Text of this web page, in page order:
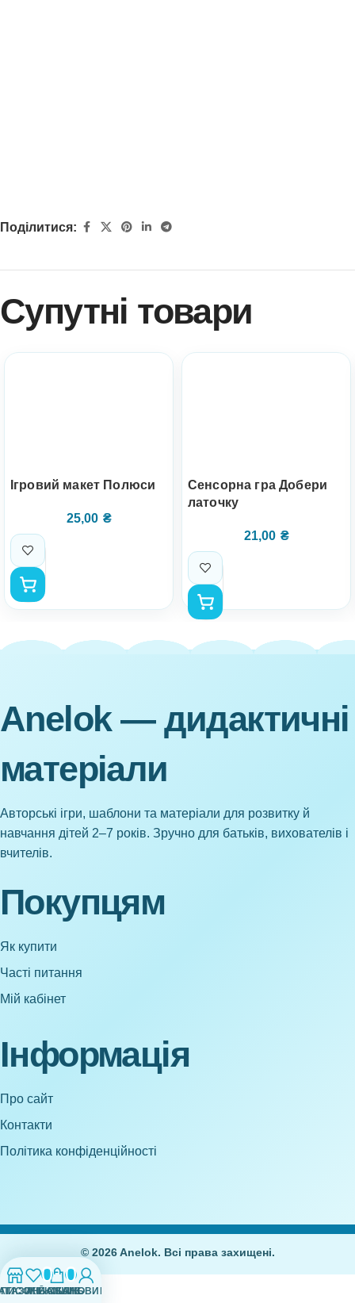
Поділитися:
Супутні товари
Ігровий макет Полюси
25,00 ₴
Сенсорна гра Добери
латочку
21,00 ₴
Anelok — дидактичні
матеріали
Авторські ігри, шаблони та матеріали для розвитку й
навчання дітей 2–7 років. Зручно для батьків, вихователів і
вчителів.
Покупцям
Як купити
Часті питання
Мій кабінет
Інформація
Про сайт
Контакти
Політика конфіденційності
0
БАЖАНЬ
0
КОШИК
МІЙ ОБЛІКОВИЙ ЗАПИС
© 2026 Anelok. Всі права захищені.